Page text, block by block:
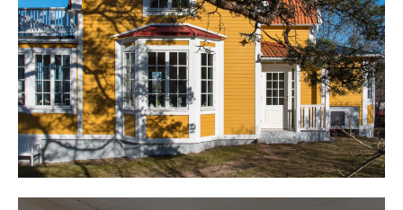
passerar över Trälhavet.
Det finns två ingångar. En från väster och den andra från
altanen in till köket. Från köksingången möter ett stort
lantkök som totalrenoverades år 2007. Köket är
platsbyggt och specialdesignat och erbjuder alla den
maskinella utrustning och sekelskifteskänsla man kan
önska sig. Generösa arbetsytor och plats för matbord
med fyra stolar. Från köket når man den stora verandan